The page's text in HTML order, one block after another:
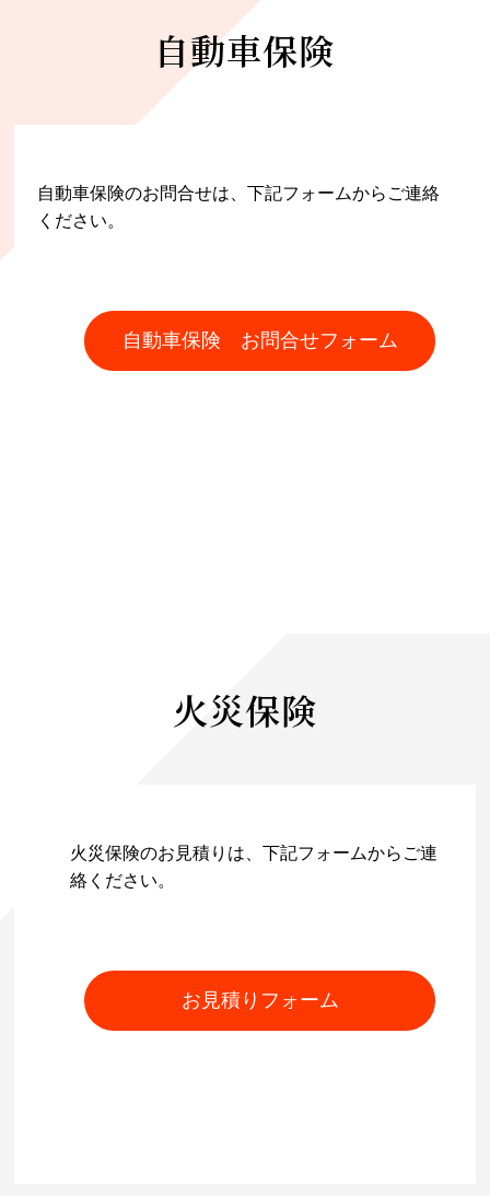
自動車保険
自動車保険のお問合せは、下記フォームからご連絡
ください。
自動車保険 お問合せフォーム
火災保険
火災保険のお見積りは、下記フォームからご連
絡ください。
お見積りフォーム